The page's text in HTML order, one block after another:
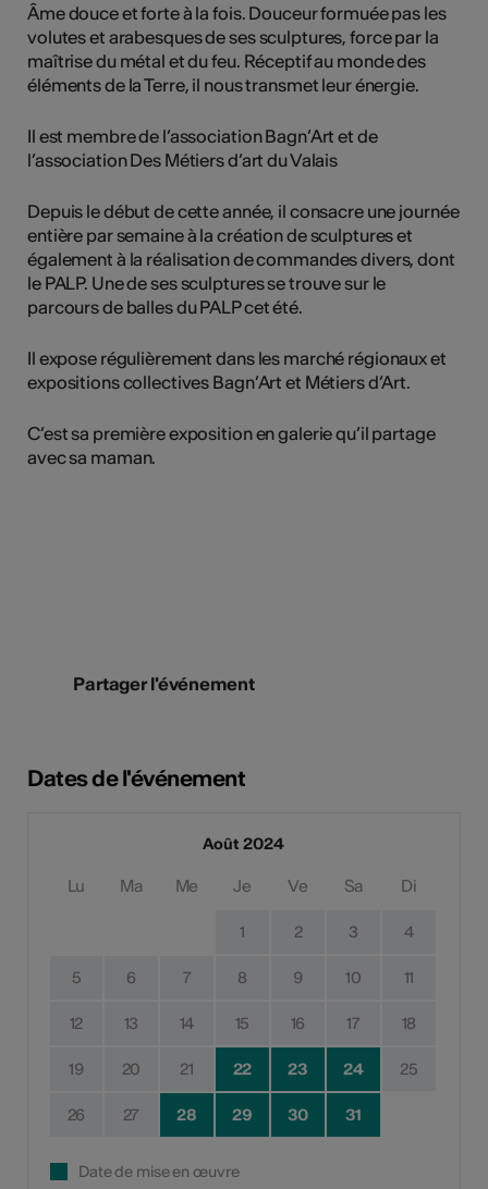
Âme douce et forte à la fois. Douceur formuée pas les
volutes et arabesques de ses sculptures, force par la
maîtrise du métal et du feu. Réceptif au monde des
éléments de la Terre, il nous transmet leur énergie.
Il est membre de l’association Bagn’Art et de
l’association Des Métiers d’art du Valais
Depuis le début de cette année, il consacre une journée
entière par semaine à la création de sculptures et
également à la réalisation de commandes divers, dont
le PALP. Une de ses sculptures se trouve sur le
parcours de balles du PALP cet été.
Il expose régulièrement dans les marché régionaux et
expositions collectives Bagn’Art et Métiers d’Art.
C’est sa première exposition en galerie qu’il partage
avec sa maman.
Partager l'événement
Dates de l'événement
Août 2024
Lu Ma Me Je Ve Sa Di
1 2 3 4
5 6 7 8 9 10 11
12 13 14 15 16 17 18
19 20 21 22 23 24 25
26 27 28 29 30 31
Date de mise en œuvre